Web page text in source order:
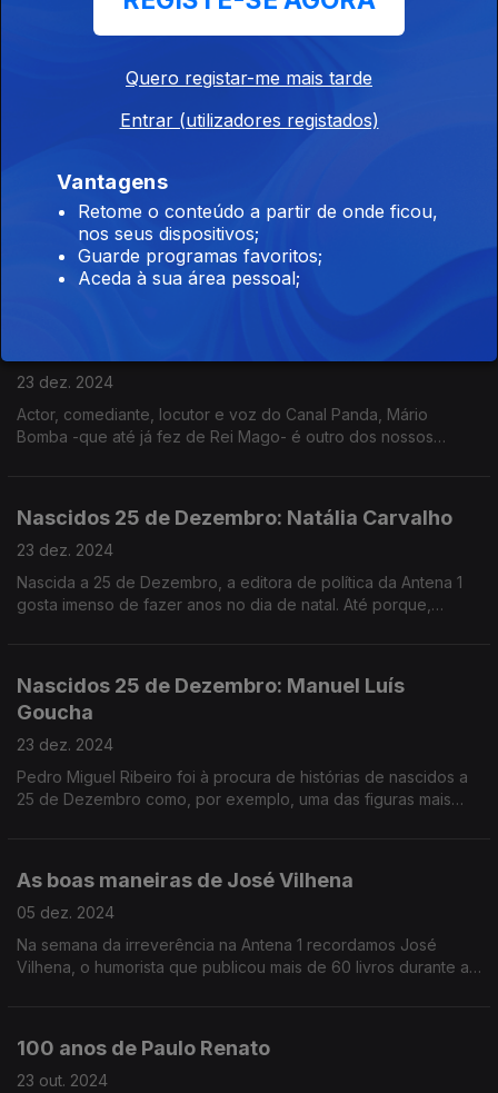
Pedro Miguel Ribeiro foi à procura de histórias de nascidos a
célebres da televisão portuguesa: Manuel Luís Goucha.
Nascidos 25 de Dezembro: Hugo Van der Ding
23 dez. 2024
Hugo Van Der Ding nasceu a 24 de Dezembro às 23:00 pela
hora de Lisboa. Acontece que também é neerlandês, e pelo
fuso horário de Amsterdão, nasceu já a 25 de Dezembro.
23 dez. 2024
Actor, comediante, locutor e voz do Canal Panda, Mário
Bomba -que até já fez de Rei Mago- é outro dos nossos
Nascidos 25 de Dezembro: Natália Carvalho
23 dez. 2024
Nascida a 25 de Dezembro, a editora de política da Antena 1
gosta imenso de fazer anos no dia de natal. Até porque,
Nascidos 25 de Dezembro: Manuel Luís
Goucha
23 dez. 2024
Pedro Miguel Ribeiro foi à procura de histórias de nascidos a
25 de Dezembro como, por exemplo, uma das figuras mais
As boas maneiras de José Vilhena
05 dez. 2024
Na semana da irreverência na Antena 1 recordamos José
Vilhena, o humorista que publicou mais de 60 livros durante a
100 anos de Paulo Renato
23 out. 2024
Quero registar-me mais tarde
Entrar (utilizadores registados)
Vantagens
Retome o conteúdo a partir de onde ficou,
nos seus dispositivos;
Guarde programas favoritos;
Aceda à sua área pessoal;